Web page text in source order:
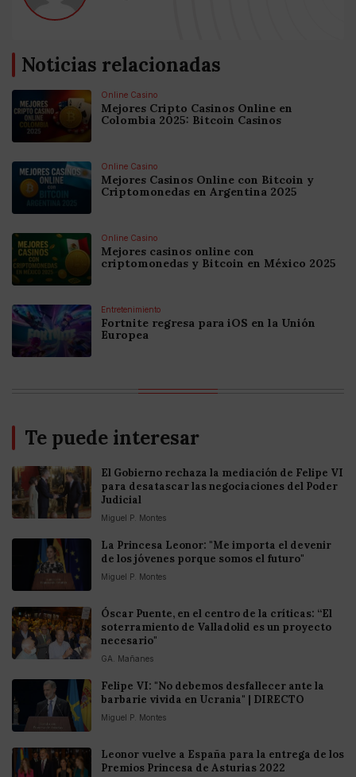
Noticias relacionadas
Online Casino
Mejores Cripto Casinos Online en
Colombia 2025: Bitcoin Casinos
Online Casino
Mejores Casinos Online con Bitcoin y
Criptomonedas en Argentina 2025
Online Casino
Mejores casinos online con
criptomonedas y Bitcoin en México 2025
Entretenimiento
Fortnite regresa para iOS en la Unión
Europea
Te puede interesar
El Gobierno rechaza la mediación de Felipe VI
para desatascar las negociaciones del Poder
Judicial
Miguel P. Montes
La Princesa Leonor: "Me importa el devenir
de los jóvenes porque somos el futuro"
Miguel P. Montes
Óscar Puente, en el centro de la críticas: “El
soterramiento de Valladolid es un proyecto
necesario"
GA. Mañanes
Felipe VI: "No debemos desfallecer ante la
barbarie vivida en Ucrania" | DIRECTO
Miguel P. Montes
Leonor vuelve a España para la entrega de los
Premios Princesa de Asturias 2022